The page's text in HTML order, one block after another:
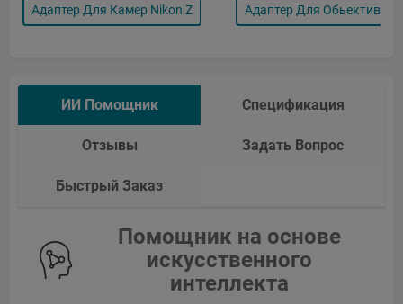
Адаптер Для Камер Nikon Z Адаптер Для Обьективов
ИИ Помощник Спецификация
Отзывы Задать Вопрос
Быстрый Заказ
Помощник на основе
искусственного
интеллекта